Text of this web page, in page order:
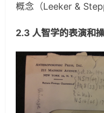
概念（Leeker &
2.3 人智学的表演和